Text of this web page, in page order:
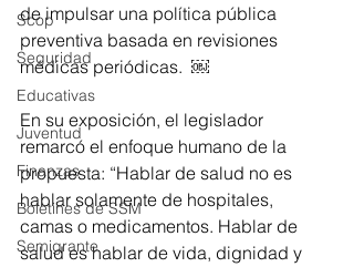
Scop
Seguridad
Educativas
Juventud
Finanzas
Boletines de SSM
Semigrante
de impulsar una política pública
preventiva basada en revisiones
médicas periódicas.  ￼
En su exposición, el legislador
remarcó el enfoque humano de la
propuesta: “Hablar de salud no es
hablar solamente de hospitales,
camas o medicamentos. Hablar de
salud es hablar de vida, dignidad y